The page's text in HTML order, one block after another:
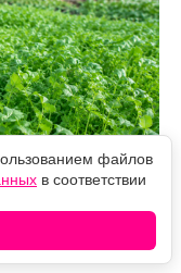
файлов
в соответствии